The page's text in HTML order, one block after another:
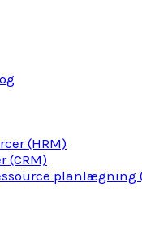
(HRM)
(CRM)
planlægning